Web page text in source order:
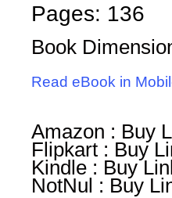
Pages: 136
Book
Read eBook in
Amazon : Buy
Flipkart : Buy
Kindle : Buy
NotNul : Buy